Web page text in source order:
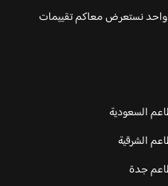
نستعرض معاكم تقييمات
السعودية
الشرقية
جدة